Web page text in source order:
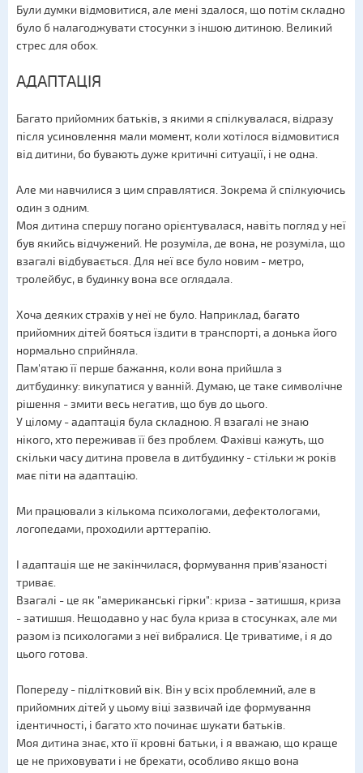
Були думки відмовитися, але мені здалося, що потім складно
було б налагоджувати стосунки з іншою дитиною. Великий
стрес для обох.
АДАПТАЦІЯ
Багато прийомних батьків, з якими я спілкувалася, відразу
після усиновлення мали момент, коли хотілося відмовитися
від дитини, бо бувають дуже критичні ситуації, і не одна.
Але ми навчилися з цим справлятися. Зокрема й спілкуючись
один з одним.
Моя дитина спершу погано орієнтувалася, навіть погляд у неї
був якийсь відчужений. Не розуміла, де вона, не розуміла, що
взагалі відбувається. Для неї все було новим - метро,
тролейбус, в будинку вона все оглядала.
Хоча деяких страхів у неї не було. Наприклад, багато
прийомних дітей бояться їздити в транспорті, а донька його
нормально сприйняла.
Пам'ятаю її перше бажання, коли вона прийшла з
дитбудинку: викупатися у ванній. Думаю, це таке символічне
рішення - змити весь негатив, що був до цього.
У цілому - адаптація була складною. Я взагалі не знаю
нікого, хто переживав її без проблем. Фахівці кажуть, що
скільки часу дитина провела в дитбудинку - стільки ж років
має піти на адаптацію.
Ми працювали з кількома психологами, дефектологами,
логопедами, проходили арттерапію.
І адаптація ще не закінчилася, формування прив'язаності
триває.
Взагалі - це як "американські гірки": криза - затишшя, криза
- затишшя. Нещодавно у нас була криза в стосунках, але ми
разом із психологами з неї вибралися. Це триватиме, і я до
цього готова.
Попереду - підлітковий вік. Він у всіх проблемний, але в
прийомних дітей у цьому віці зазвичай іде формування
ідентичності, і багато хто починає шукати батьків.
Моя дитина знає, хто її кровні батьки, і я вважаю, що краще
це не приховувати і не брехати, особливо якщо вона